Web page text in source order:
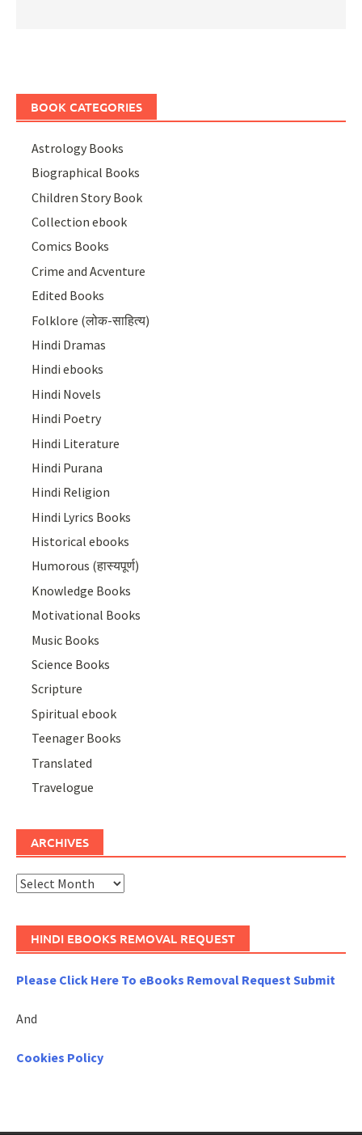
BOOK CATEGORIES
Astrology Books
Biographical Books
Children Story Book
Collection ebook
Comics Books
Crime and Acventure
Edited Books
Folklore (लोक-साहित्य)
Hindi Dramas
Hindi ebooks
Hindi Novels
Hindi Poetry
Hindi Literature
Hindi Purana
Hindi Religion
Hindi Lyrics Books
Historical ebooks
Humorous (हास्यपूर्ण)
Knowledge Books
Motivational Books
Music Books
Science Books
Scripture
Spiritual ebook
Teenager Books
Translated
Travelogue
ARCHIVES
Archives
HINDI EBOOKS REMOVAL REQUEST
Please Click Here To eBooks Removal Request Submit
And
Cookies Policy